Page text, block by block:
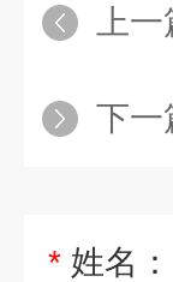
上一
下一
* 姓名：